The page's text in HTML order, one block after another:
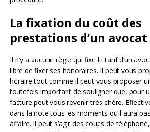
La fixation du coût des
prestations d’un avocat
Il n’y a aucune règle qui fixe le tarif d’un
libre de fixer ses honoraires. Il peut vous
horaire tout comme il peut vous proposer
toutefois important de souligner que, pour
facture peut vous revenir très chère.
dans la note tous les moments qu’il aura
affaire. Il peut s’agir des coups de